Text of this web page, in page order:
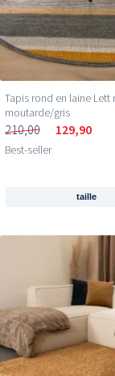
Tapis rond en laine Lett
moutarde/gris
210,00 129,90
Best-seller
taille
sur
Inscris-